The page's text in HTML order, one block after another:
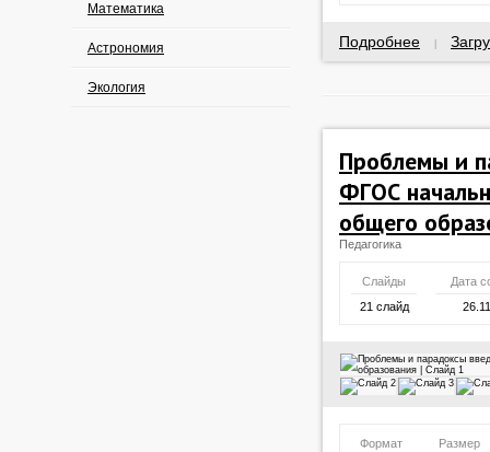
Математика
Астрономия
Экология
Подробнее
Проблемы и
ФГОС
общего
Педагогика
Слайды
Дата
21 слайд
Формат
Размер